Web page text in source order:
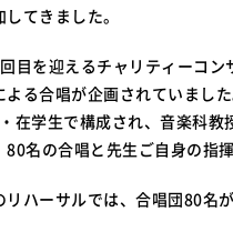
てきました。
目を迎えるチャリティーコ
よる合唱が企画されていまし
在学生で構成され、音楽科
80名の合唱と先生ご自身の指
ハーサルでは、合唱団80名